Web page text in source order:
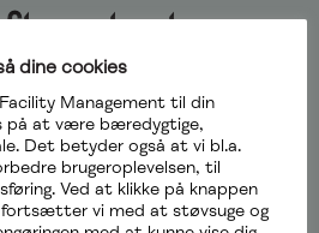
stort
med
løsninger
og
dine cookies
Management til din
på at være bæredygtige,
Det betyder også at vi bl.a.
brugeroplevelsen, til
Ved at klikke på knappen
fortsætter vi med at støvsuge og